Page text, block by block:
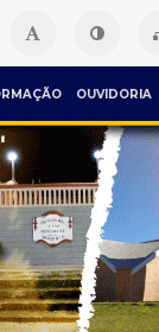
OUVIDORIA